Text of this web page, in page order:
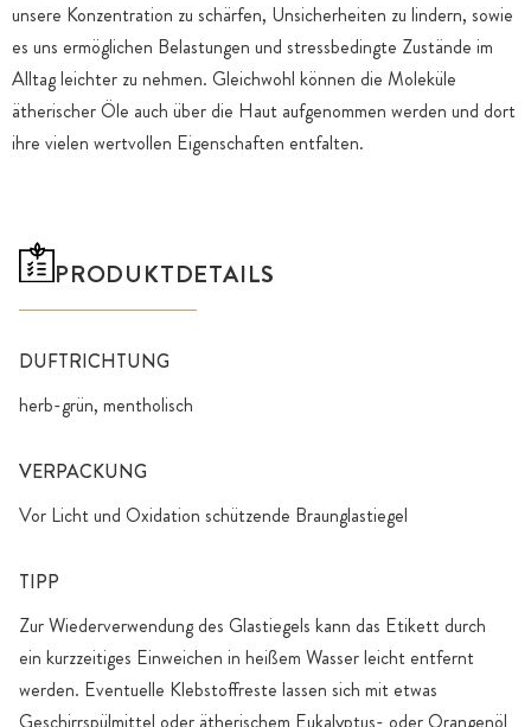
unsere Konzentration zu schärfen, Unsicherheiten zu lindern, sowie
es uns ermöglichen Belastungen und stressbedingte Zustände im
Alltag leichter zu nehmen. Gleichwohl können die Moleküle
ätherischer Öle auch über die Haut aufgenommen werden und dort
ihre vielen wertvollen Eigenschaften entfalten.
PRODUKTDETAILS
DUFTRICHTUNG
herb-grün, mentholisch
VERPACKUNG
Vor Licht und Oxidation schützende Braunglastiegel
TIPP
Zur Wiederverwendung des Glastiegels kann das Etikett durch
ein kurzzeitiges Einweichen in heißem Wasser leicht entfernt
werden. Eventuelle Klebstoffreste lassen sich mit etwas
Geschirrspülmittel oder ätherischem Eukalyptus- oder Orangenöl